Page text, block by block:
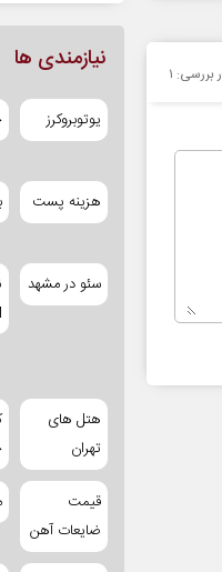
بررسی: ۱ نیازمندی ها
یوتوبروکرز
هزینه پست
سئو در مشهد
هتل های
تهران
قیمت
ضایعات آهن